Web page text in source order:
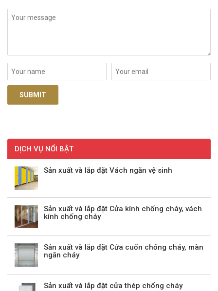
DỊCH VỤ NỔI BẬT
Sản xuất và lắp đặt Vách ngăn vệ sinh
Sản xuất và lắp đặt Cửa kính chống cháy, vách
kính chống cháy
Sản xuất và lắp đặt Cửa cuốn chống cháy, màn
ngăn cháy
Sản xuất và lắp đặt cửa thép chống cháy